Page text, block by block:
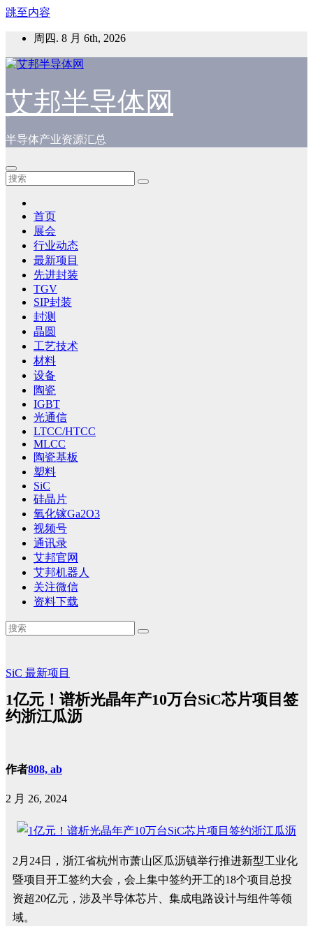
跳至内容
周四. 8 月 6th, 2026
艾邦半导体网
半导体产业资源汇总
首页
展会
行业动态
最新项目
先进封装
TGV
SIP封装
封测
晶圆
工艺技术
材料
设备
陶瓷
IGBT
光通信
LTCC/HTCC
MLCC
陶瓷基板
塑料
SiC
硅晶片
氧化镓Ga2O3
视频号
通讯录
艾邦官网
艾邦机器人
关注微信
资料下载
SiC 最新项目
1亿元！谱析光晶年产10万台SiC芯片项目签
约浙江瓜沥
作者808, ab
2 月 26, 2024
2月24日，浙江省杭州市萧山区瓜沥镇举行推进新型工业化
暨项目开工签约大会，会上集中签约开工的18个项目总投
资超20亿元，涉及半导体芯片、集成电路设计与组件等领
域。